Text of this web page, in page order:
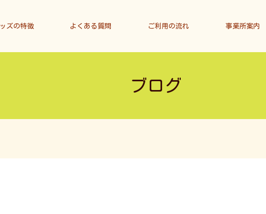
ズの特徴 よくある質問 ご利用の流れ 事業所案内
ブログ